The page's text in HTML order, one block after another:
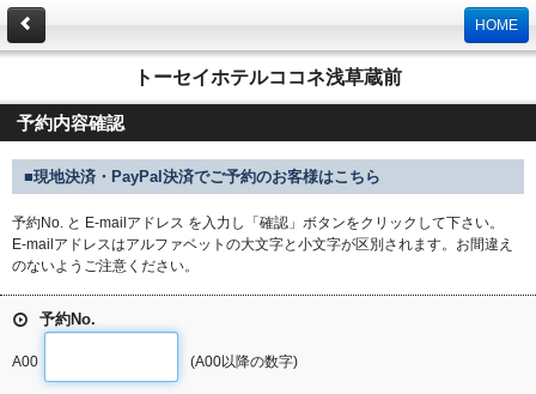
HOME
トーセイホテルココネ浅草蔵前
予約内容確認
■現地決済・PayPal決済でご予約のお客様はこちら
予約No. と E-mailアドレス を入力し「確認」ボタンをクリックして下さい。
E-mailアドレスはアルファベットの大文字と小文字が区別されます。お間違え
のないようご注意ください。
予約No.
A00 (A00以降の数字)